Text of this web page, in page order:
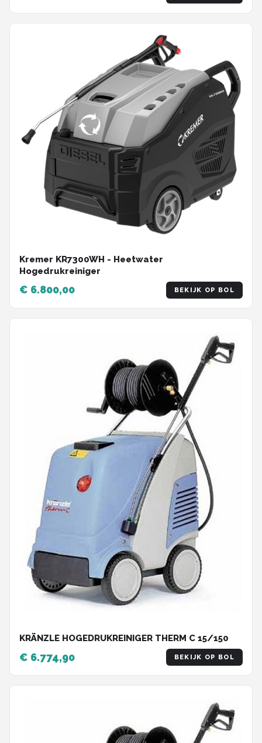
Kremer KR7300WH - Heetwater
Hogedrukreiniger
€ 6.800,00 BEKIJK OP BOL
KRÄNZLE HOGEDRUKREINIGER THERM C 15/150
€ 6.774,90 BEKIJK OP BOL